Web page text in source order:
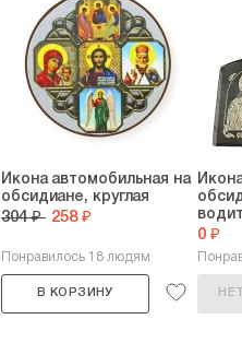
Икона автомобильная на
обсидиане, круглая
304 ₽ 258 ₽
Понравилось 18 людям
В КОРЗИНУ
0 ₽